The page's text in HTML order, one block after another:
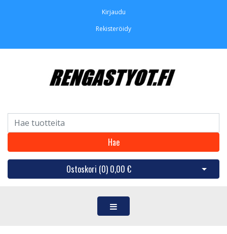
Kirjaudu
Rekisteröidy
Hae
Ostoskori (0) 0,00 € Avaa